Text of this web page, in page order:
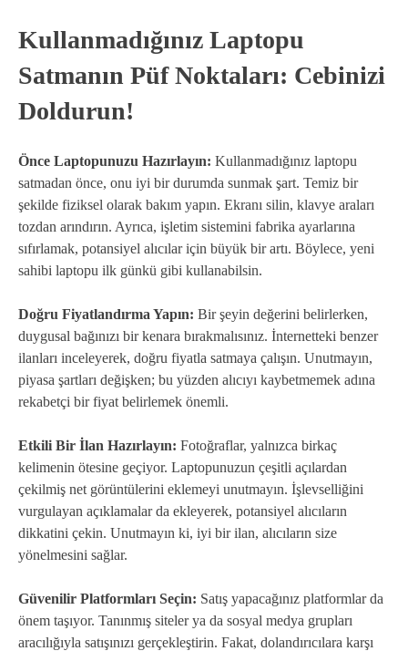
Kullanmadığınız Laptopu
Satmanın Püf Noktaları: Cebinizi
Doldurun!
Önce Laptopunuzu Hazırlayın: Kullanmadığınız laptopu
satmadan önce, onu iyi bir durumda sunmak şart. Temiz bir
şekilde fiziksel olarak bakım yapın. Ekranı silin, klavye araları
tozdan arındırın. Ayrıca, işletim sistemini fabrika ayarlarına
sıfırlamak, potansiyel alıcılar için büyük bir artı. Böylece, yeni
sahibi laptopu ilk günkü gibi kullanabilsin.
Doğru Fiyatlandırma Yapın: Bir şeyin değerini belirlerken,
duygusal bağınızı bir kenara bırakmalısınız. İnternetteki benzer
ilanları inceleyerek, doğru fiyatla satmaya çalışın. Unutmayın,
piyasa şartları değişken; bu yüzden alıcıyı kaybetmemek adına
rekabetçi bir fiyat belirlemek önemli.
Etkili Bir İlan Hazırlayın: Fotoğraflar, yalnızca birkaç
kelimenin ötesine geçiyor. Laptopunuzun çeşitli açılardan
çekilmiş net görüntülerini eklemeyi unutmayın. İşlevselliğini
vurgulayan açıklamalar da ekleyerek, potansiyel alıcıların
dikkatini çekin. Unutmayın ki, iyi bir ilan, alıcıların size
yönelmesini sağlar.
Güvenilir Platformları Seçin: Satış yapacağınız platformlar da
önem taşıyor. Tanınmış siteler ya da sosyal medya grupları
aracılığıyla satışınızı gerçekleştirin. Fakat, dolandırıcılara karşı